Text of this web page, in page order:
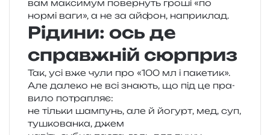
вам макси­мум повер­нуть гроші «по
нормі ваги», а не за айфон, наприклад.
Рідини: ось де
справжній сюрприз
Так, усі вже чули про «100 мл і паке­тик».
Але дале­ко не всі зна­ють, що під це пра­
ви­ло потрапляє:
не тіль­ки шам­пунь, але й йогурт, мед, суп,
тушко­ван­ка, джем